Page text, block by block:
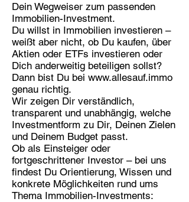
Dein Wegweiser zum passenden
Immobilien-Investment.
Du willst in Immobilien investieren –
weißt aber nicht, ob Du kaufen, über
Aktien oder ETFs investieren oder
Dich anderweitig beteiligen sollst?
Dann bist Du bei www.allesauf.immo
genau richtig.
Wir zeigen Dir verständlich,
transparent und unabhängig, welche
Investmentform zu Dir, Deinen Zielen
und Deinem Budget passt.
Ob als Einsteiger oder
fortgeschrittener Investor – bei uns
findest Du Orientierung, Wissen und
konkrete Möglichkeiten rund ums
Thema Immobilien-Investments: